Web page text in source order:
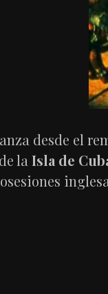
desde el
la Isla de